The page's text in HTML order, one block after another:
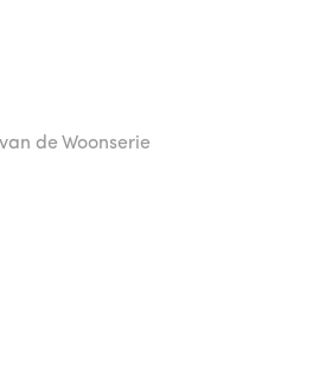
de Woonserie